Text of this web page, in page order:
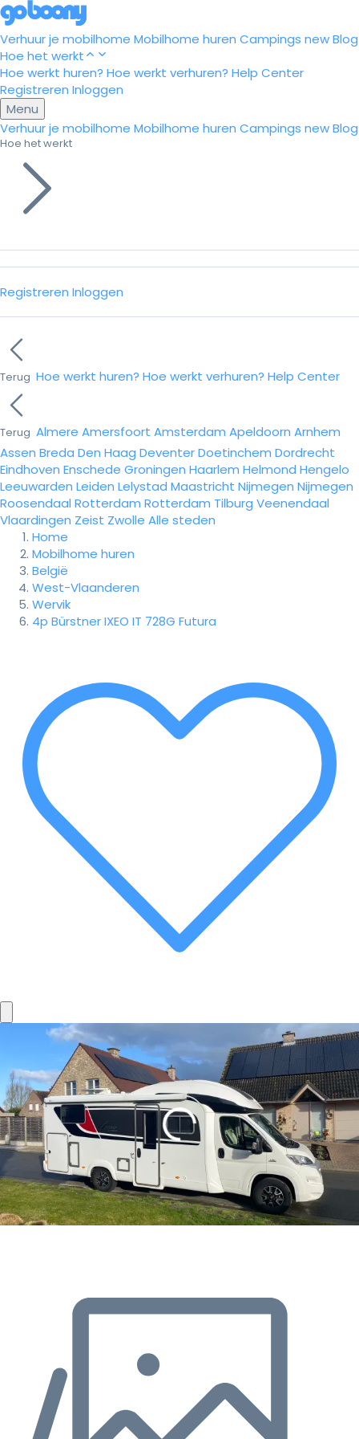
Verhuur je mobilhome Mobilhome huren Campings newBlog
Hoe het werkt
Hoe werkt huren? Hoe werkt verhuren? Help Center
Registreren Inloggen
Menu
Verhuur je mobilhome Mobilhome huren Campings newBlog
Hoe het werkt
Registreren Inloggen
Terug Hoe werkt huren? Hoe werkt verhuren? Help Center
Terug Almere Amersfoort Amsterdam Apeldoorn Arnhem
Assen Breda Den Haag DeventerDoetinchem Dordrecht
Eindhoven Enschede Groningen Haarlem Helmond Hengelo
Leeuwarden Leiden Lelystad Maastricht Nijmegen Nijmegen
Roosendaal Rotterdam Rotterdam Tilburg Veenendaal
Vlaardingen Zeist Zwolle Alle steden
Home
Mobilhome huren
België
West-Vlaanderen
Wervik
4p Bürstner IXEO IT 728G Futura